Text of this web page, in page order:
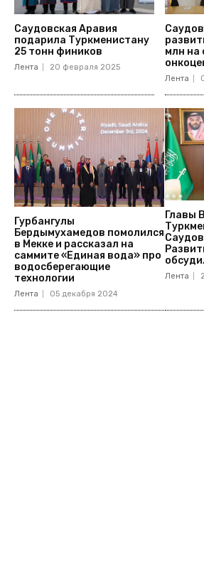
Саудовская Аравия
подарила Туркменистану
25 тонн фиников
Лента 20 февраля 2025
млн на
Лента
Гурбангулы
Бердымухамедов помолился
в Мекке и рассказал на
саммите «Единая вода» про
водосберегающие
технологии
Лента 05 декабря 2024
Главы
Лента